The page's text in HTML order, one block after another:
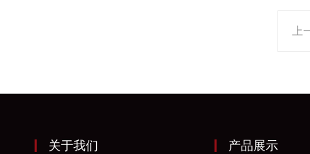
上
关于我们 产品展示